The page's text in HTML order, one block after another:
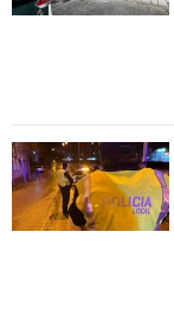
SOCIEDAD
VÍDEOS
CONTACTAR
FIESTAS EN EL
FIESTAS DE